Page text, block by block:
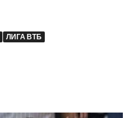
ЛИГА ВТБ